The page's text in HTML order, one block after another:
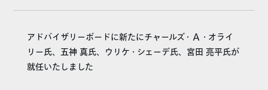
アドバイザリーボードに新たにチャールズ・Ａ・オライ
リー氏、五神 真氏、ウリケ・シェーデ氏、宮田 亮平氏が
就任いたしました